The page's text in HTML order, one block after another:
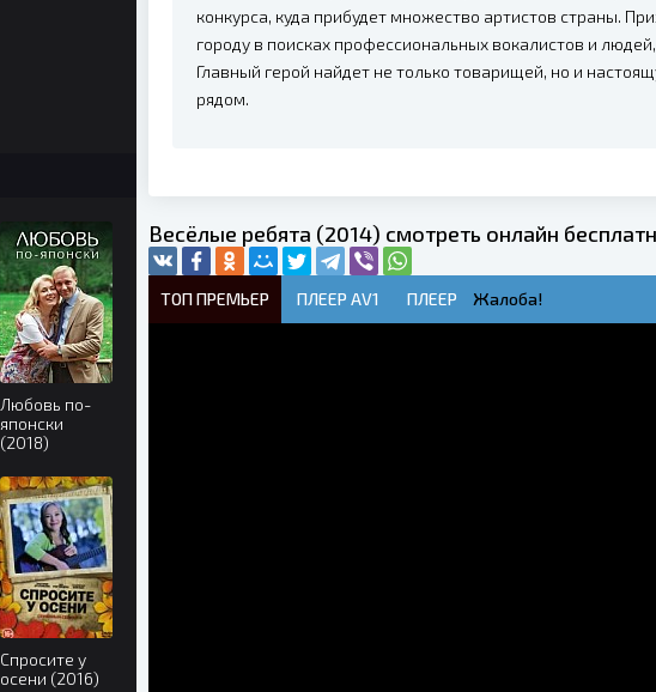
конкурса, куда прибудет множество артистов страны.
городу в поисках профессиональных вокалистов и
Главный герой найдет не только товарищей, но и
рядом.
Весёлые ребята (2014) смотреть онлайн
ТОП ПРЕМЬЕР ПЛЕЕР AV1 ПЛЕЕР Жалоба!
Любовь по-
японски
(2018)
Спросите у
осени (2016)